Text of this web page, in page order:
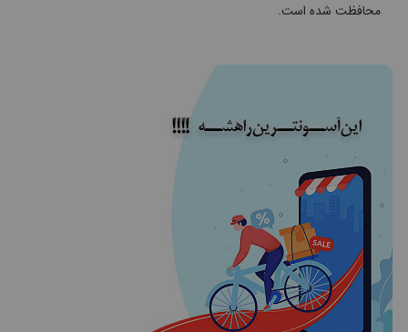
محافظت شده است.